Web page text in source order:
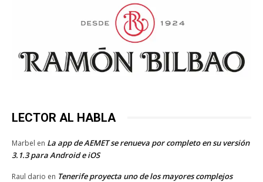
LECTOR AL HABLA
Marbel en La app de AEMET se renueva por completo en su versión
3.1.3 para Android e iOS
Raul dario en Tenerife proyecta uno de los mayores complejos